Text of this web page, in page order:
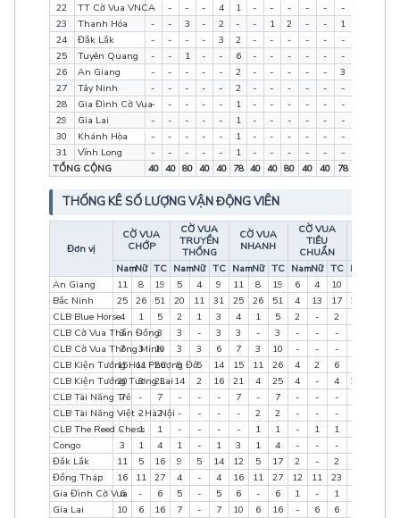
22
TT Cờ Vua VNCA- - - - 4 1 - - - - - -
23
Thanh Hóa - - 3 - 2 - - 1 2 - - 1
24
Đắk Lắk - - - - 3 2 - - - - - -
25
Tuyên Quang - - 1 - - 6 - - - - - -
26
An Giang - - - - - 2 - - - - - 3
27
Tây Ninh - - - - - 2 - - - - - -
28
Gia Đình Cờ Vua- - - - - 1 - - - - - -
29
Gia Lai - - - - - 1 - - - - - -
30
Khánh Hòa - - - - - 1 - - - - - -
31
Vĩnh Long - - - - - 1 - - - - - -
TỔNG CỘNG
40 40 80 40 40 78 40 40 80 40 40 78
THỐNG KÊ SỐ LƯỢNG VẬN ĐỘNG VIÊN
Đơn vị
CỜ VUA
CHỚP
CỜ VUA
TRUYỀN
THỐNG
CỜ VUA
NHANH
CỜ VUA
TIÊU
CHUẨN
NamNữ TC NamNữ TC NamNữ TC NamNữ TC Nam
An Giang
11 8 19 5 4 9 11 8 19 6 4 10
Bắc Ninh
25 26 51 20 11 31 25 26 51 4 13 17 26
CLB Blue Horse4 1 5 2 1 3 4 1 5 2 - 2
CLB Cờ Vua Thần Đồng
3 - 3 3 - 3 3 - 3 - - -
CLB Cờ Vua Thông Minh
7 3 10 3 3 6 7 3 10 - - -
CLB Kiện Tướng Hoa Phượng Đỏ
15 11 26 9 5 14 15 11 26 4 2 6
CLB Kiện Tướng Tương Lai
20 3 23 14 2 16 21 4 25 4 - 4 22
CLB Tài Năng Trẻ
7 - 7 - - - 7 - 7 - - -
CLB Tài Năng Việt - Hà Nội
- 2 2 - - - - 2 2 - - -
CLB The Reed Chess
- 1 1 - - - - 1 1 - 1 1
Congo
3 1 4 1 - 1 3 1 4 - - -
Đắk Lắk
11 5 16 9 5 14 12 5 17 2 - 2
Đồng Tháp
16 11 27 4 - 4 16 11 27 12 11 23
Gia Đình Cờ Vua
6 - 6 5 - 5 6 - 6 1 - 1
Gia Lai
10 6 16 7 - 7 10 6 16 - 6 6